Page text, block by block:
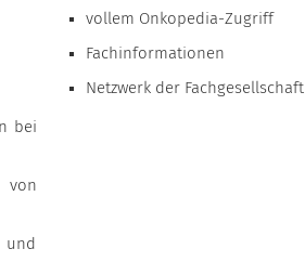
bei
von
und
vollem Onkopedia-Zugriff
Fachinformationen
Netzwerk der Fachgesellschaft